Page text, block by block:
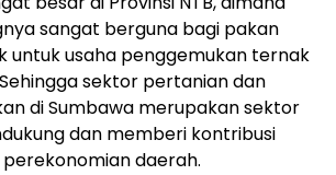
sangat berguna bagi pakan
untuk usaha penggemukan ternak
sektor pertanian dan
di Sumbawa merupakan sektor
dan memberi kontribusi
daerah.